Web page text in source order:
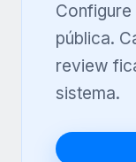
pública.
review
sistema.